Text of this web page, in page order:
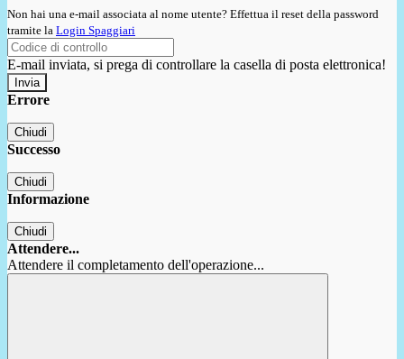
Non hai una e-mail associata al nome utente? Effettua il reset della password
tramite la Login Spaggiari
E-mail inviata, si prega di controllare la casella di posta elettronica!
Errore
Chiudi
Successo
Chiudi
Informazione
Chiudi
Attendere...
Attendere il completamento dell'operazione...